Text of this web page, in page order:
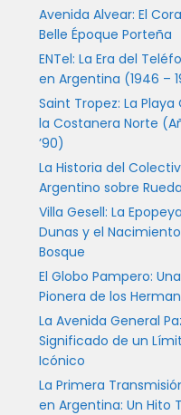
Avenida Alvear: El
Belle Époque Porteña
ENTel: La Era del
en Argentina (1946 –
Saint Tropez: La
la Costanera Norte
’90)
La Historia del
Argentino sobre
Villa Gesell: La
Dunas y el
Bosque
El Globo Pampero:
Pionera de los
La Avenida General
Significado de un
Icónico
La Primera
en Argentina: Un Hito